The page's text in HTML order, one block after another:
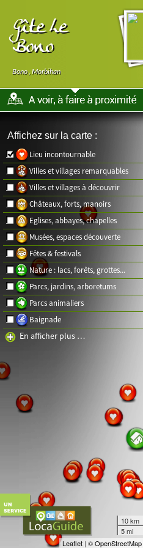
Gîte Le
Bono
Bono, Morbihan
Affichez sur la carte :
Lieu incontournable
Villes et villages remarquables
Villes et villages à découvrir
Châteaux, forts, manoirs
Eglises, abbayes, chapelles
Musées, espaces découverte
Fêtes & festivals
Nature : lacs, forêts, grottes...
Parcs, jardins, arboretums
Parcs animaliers
Baignade
En afficher plus …
10 km
5 mi
Leaflet | ©OpenStreetMap